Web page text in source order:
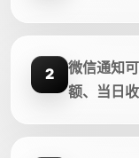
2
微信通知
额、当日